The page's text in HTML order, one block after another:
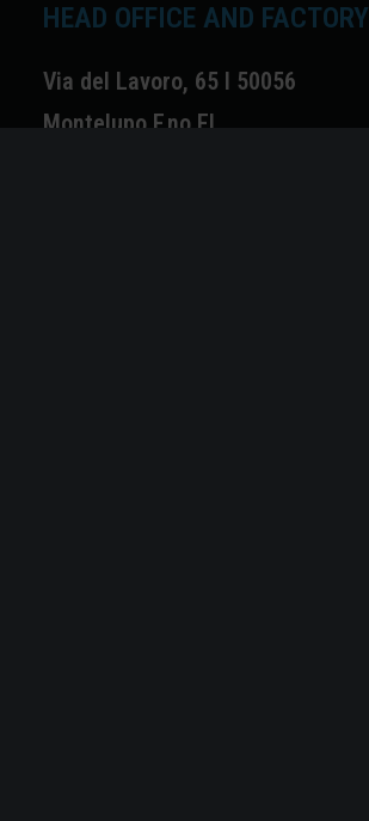
HEAD OFFICE AND FACTORY
Via del Lavoro, 65 I 50056
Montelupo F.no FI